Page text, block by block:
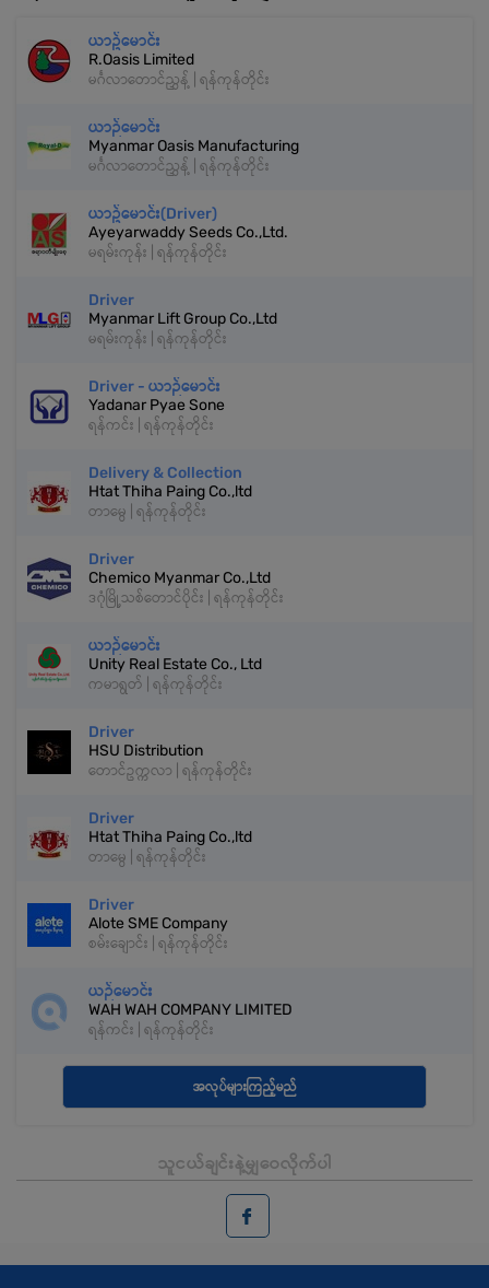
ယာဥ်မောင်း
R.Oasis Limited
မင်္ဂလာတောင်ညွှန့် | ရန်ကုန်တိုင်း
ယာဉ်မောင်း
Myanmar Oasis Manufacturing
မင်္ဂလာတောင်ညွှန့် | ရန်ကုန်တိုင်း
ယာဥ်မောင်း(Driver)
Ayeyarwaddy Seeds Co.,Ltd.
မရမ်းကုန်း | ရန်ကုန်တိုင်း
Driver
Myanmar Lift Group Co.,Ltd
မရမ်းကုန်း | ရန်ကုန်တိုင်း
Driver - ယာဉ်မောင်း
Yadanar Pyae Sone
ရန်ကင်း | ရန်ကုန်တိုင်း
Delivery & Collection
Htat Thiha Paing Co.,ltd
တာမွေ | ရန်ကုန်တိုင်း
Driver
Chemico Myanmar Co.,Ltd
ဒဂုံမြို့သစ်တောင်ပိုင်း | ရန်ကုန်တိုင်း
ယာဉ်မောင်း
Unity Real Estate Co., Ltd
ကမာရွတ် | ရန်ကုန်တိုင်း
Driver
HSU Distribution
တောင်ဥက္ကလာ | ရန်ကုန်တိုင်း
Driver
Htat Thiha Paing Co.,ltd
တာမွေ | ရန်ကုန်တိုင်း
Driver
Alote SME Company
စမ်းချောင်း | ရန်ကုန်တိုင်း
ယဉ်မောင်း
WAH WAH COMPANY LIMITED
ရန်ကင်း | ရန်ကုန်တိုင်း
အလုပ်များကြည့်မည်
သူငယ်ချင်းနဲ့မျှဝေလိုက်ပါ